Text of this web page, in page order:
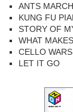
ANTS
KUNG FU
STORY OF
WHAT
CELLO WARS
LET IT GO